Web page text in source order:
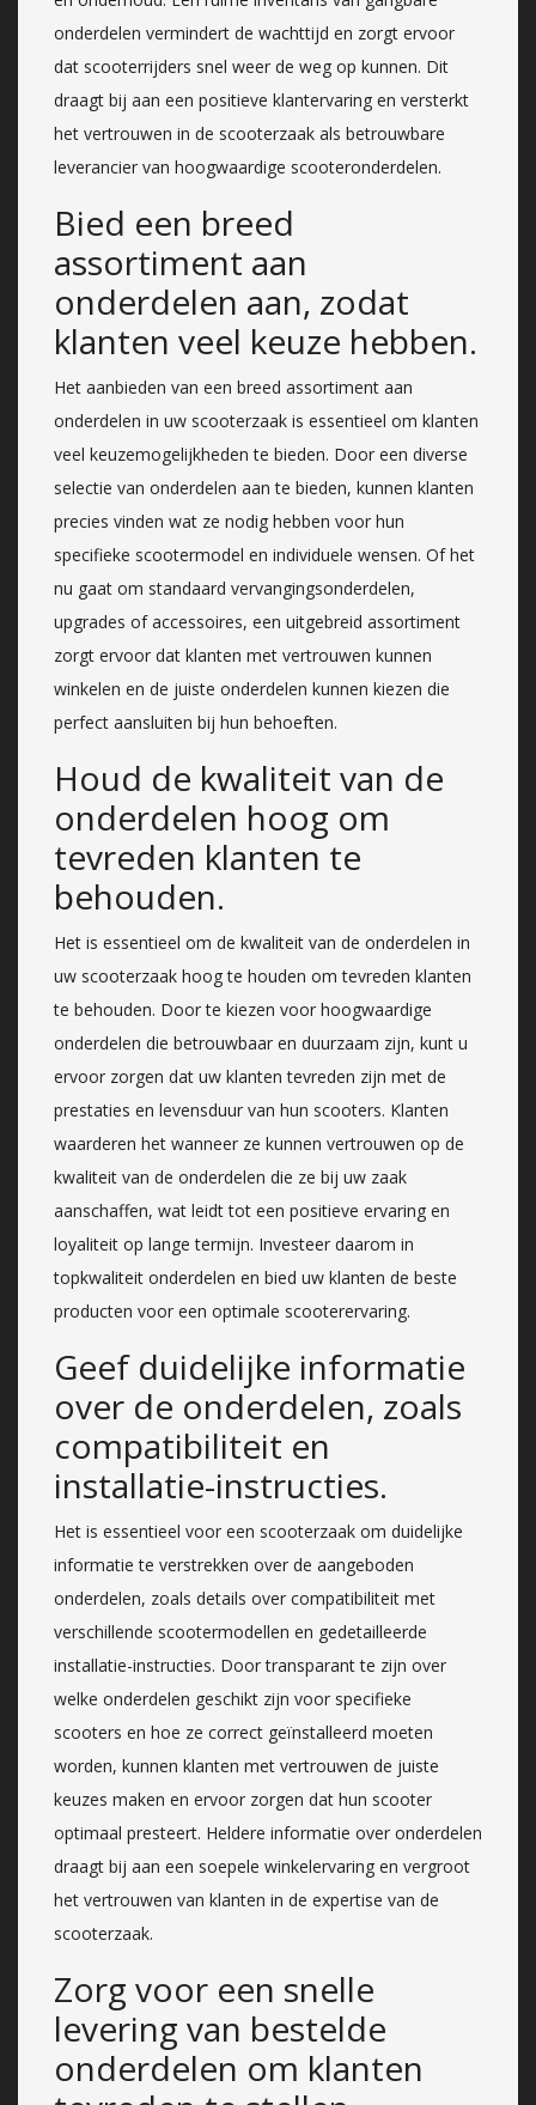
onderdelen vermindert de wachttijd en zorgt ervoor
dat scooterrijders snel weer de weg op kunnen. Dit
draagt bij aan een positieve klantervaring en versterkt
het vertrouwen in de scooterzaak als betrouwbare
leverancier van hoogwaardige scooteronderdelen.
Bied een breed
assortiment aan
onderdelen aan, zodat
klanten veel keuze hebben.
Het aanbieden van een breed assortiment aan
onderdelen in uw scooterzaak is essentieel om klanten
veel keuzemogelijkheden te bieden. Door een diverse
selectie van onderdelen aan te bieden, kunnen klanten
precies vinden wat ze nodig hebben voor hun
specifieke scootermodel en individuele wensen. Of het
nu gaat om standaard vervangingsonderdelen,
upgrades of accessoires, een uitgebreid assortiment
zorgt ervoor dat klanten met vertrouwen kunnen
winkelen en de juiste onderdelen kunnen kiezen die
perfect aansluiten bij hun behoeften.
Houd de kwaliteit van de
onderdelen hoog om
tevreden klanten te
behouden.
Het is essentieel om de kwaliteit van de onderdelen in
uw scooterzaak hoog te houden om tevreden klanten
te behouden. Door te kiezen voor hoogwaardige
onderdelen die betrouwbaar en duurzaam zijn, kunt u
ervoor zorgen dat uw klanten tevreden zijn met de
prestaties en levensduur van hun scooters. Klanten
waarderen het wanneer ze kunnen vertrouwen op de
kwaliteit van de onderdelen die ze bij uw zaak
aanschaffen, wat leidt tot een positieve ervaring en
loyaliteit op lange termijn. Investeer daarom in
topkwaliteit onderdelen en bied uw klanten de beste
producten voor een optimale scooterervaring.
Geef duidelijke informatie
over de onderdelen, zoals
compatibiliteit en
installatie-instructies.
Het is essentieel voor een scooterzaak om duidelijke
informatie te verstrekken over de aangeboden
onderdelen, zoals details over compatibiliteit met
verschillende scootermodellen en gedetailleerde
installatie-instructies. Door transparant te zijn over
welke onderdelen geschikt zijn voor specifieke
scooters en hoe ze correct geïnstalleerd moeten
worden, kunnen klanten met vertrouwen de juiste
keuzes maken en ervoor zorgen dat hun scooter
optimaal presteert. Heldere informatie over onderdelen
draagt bij aan een soepele winkelervaring en vergroot
het vertrouwen van klanten in de expertise van de
scooterzaak.
Zorg voor een snelle
levering van bestelde
onderdelen om klanten